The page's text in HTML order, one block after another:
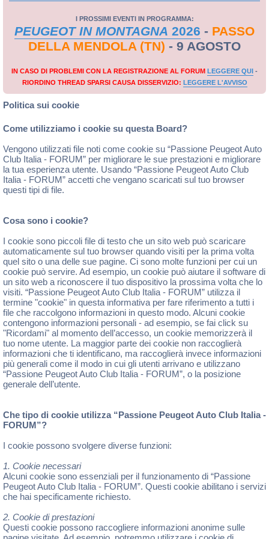
I PROSSIMI EVENTI IN PROGRAMMA:
PEUGEOT IN MONTAGNA 2026 - PASSO
DELLA MENDOLA (TN) - 9 AGOSTO
IN CASO DI PROBLEMI CON LA REGISTRAZIONE AL FORUM LEGGERE QUI -
RIORDINO THREAD SPARSI CAUSA DISSERVIZIO: LEGGERE L'AVVISO
Politica sui cookie
Come utilizziamo i cookie su questa Board?
Vengono utilizzati file noti come cookie su “Passione Peugeot Auto
Club Italia - FORUM” per migliorare le sue prestazioni e migliorare
la tua esperienza utente. Usando “Passione Peugeot Auto Club
Italia - FORUM” accetti che vengano scaricati sul tuo browser
questi tipi di file.
Cosa sono i cookie?
I cookie sono piccoli file di testo che un sito web può scaricare
automaticamente sul tuo browser quando visiti per la prima volta
quel sito o una delle sue pagine. Ci sono molte funzioni per cui un
cookie può servire. Ad esempio, un cookie può aiutare il software di
un sito web a riconoscere il tuo dispositivo la prossima volta che lo
visiti. “Passione Peugeot Auto Club Italia - FORUM” utilizza il
termine "cookie" in questa informativa per fare riferimento a tutti i
file che raccolgono informazioni in questo modo. Alcuni cookie
contengono informazioni personali - ad esempio, se fai click su
"Ricordami" al momento dell’accesso, un cookie memorizzerà il
tuo nome utente. La maggior parte dei cookie non raccoglierà
informazioni che ti identificano, ma raccoglierà invece informazioni
più generali come il modo in cui gli utenti arrivano e utilizzano
“Passione Peugeot Auto Club Italia - FORUM”, o la posizione
generale dell’utente.
Che tipo di cookie utilizza “Passione Peugeot Auto Club Italia -
FORUM”?
I cookie possono svolgere diverse funzioni:
1. Cookie necessari
Alcuni cookie sono essenziali per il funzionamento di “Passione
Peugeot Auto Club Italia - FORUM”. Questi cookie abilitano i servizi
che hai specificamente richiesto.
2. Cookie di prestazioni
Questi cookie possono raccogliere informazioni anonime sulle